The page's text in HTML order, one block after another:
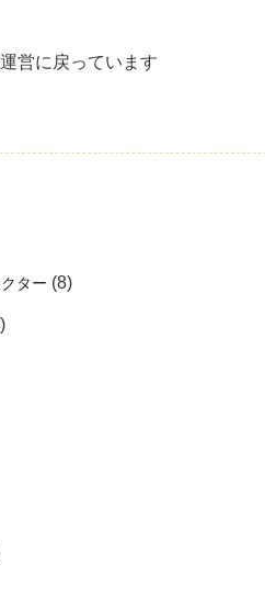
営に戻っています
ター (8)